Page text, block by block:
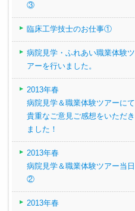
③
臨床工学技士のお仕事①
病院見学・ふれあい職業体験ツ
アーを行いました。
2013年春
病院見学＆職業体験ツアーにて
貴重なご意見ご感想をいただき
ました！
2013年春
病院見学＆職業体験ツアー当日
②
2013年春